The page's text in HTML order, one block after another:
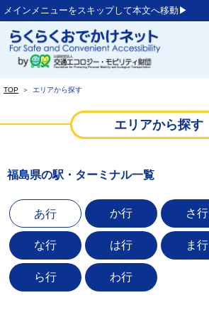
メインメニューをスキップして本文へ移動▶︎
TOP ＞ エリアから探す
エリアから探す
福島県の駅・ターミナル一覧
あ行 か行 さ行
な行 は行 ま行
ら行 わ行